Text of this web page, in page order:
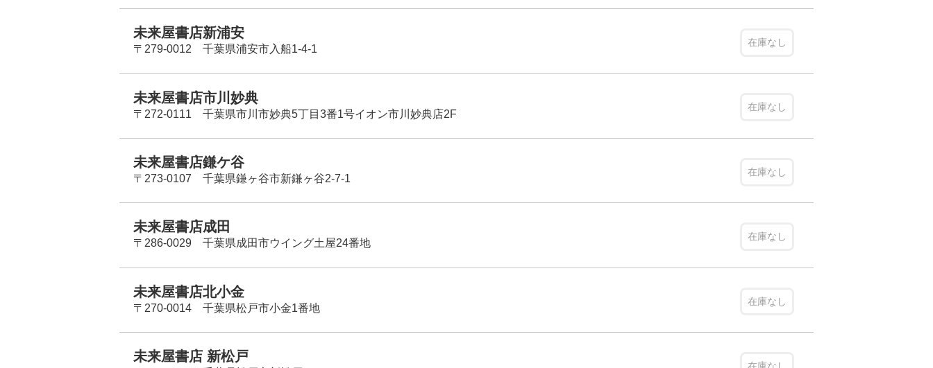
未来屋書店新浦安
〒279-0012 千葉県浦安市入船1-4-1
在庫なし
未来屋書店市川妙典
〒272-0111 千葉県市川市妙典5丁目3番1号イオン市川妙典店2F
在庫なし
未来屋書店鎌ケ谷
〒273-0107 千葉県鎌ヶ谷市新鎌ヶ谷2-7-1
在庫なし
未来屋書店成田
〒286-0029 千葉県成田市ウイング土屋24番地
在庫なし
未来屋書店北小金
〒270-0014 千葉県松戸市小金1番地
在庫なし
未来屋書店 新松戸